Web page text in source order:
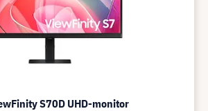
S70D UHD-monitor